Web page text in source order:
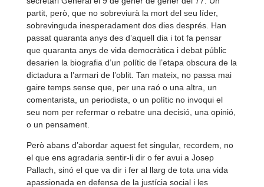
partit, però, que no sobreviurà la mort del seu líder,
sobrevinguda inesperadament dos dies després. Han
passat quaranta anys des d’aquell dia i tot fa pensar
que quaranta anys de vida democràtica i debat públic
desarien la biografia d’un polític de l’etapa obscura de la
dictadura a l’armari de l’oblit. Tan mateix, no passa mai
gaire temps sense que, per una raó o una altra, un
comentarista, un periodista, o un polític no invoqui el
seu nom per refermar o rebatre una decisió, una opinió,
o un pensament.
Però abans d’abordar aquest fet singular, recordem, no
el que ens agradaria sentir-li dir o fer avui a Josep
Pallach, sinó el que va dir i fer al llarg de tota una vida
apassionada en defensa de la justícia social i les